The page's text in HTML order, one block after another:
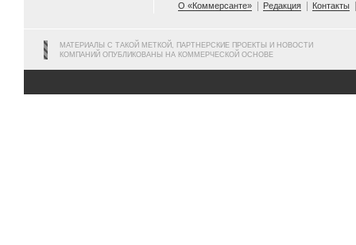
О «Коммерсанте»
Редакция Контакты
МАТЕРИАЛЫ С ТАКОЙ МЕТКОЙ, ПАРТНЕРСКИЕ ПРОЕКТЫ И НОВОСТИ
КОМПАНИЙ ОПУБЛИКОВАНЫ НА КОММЕРЧЕСКОЙ ОСНОВЕ